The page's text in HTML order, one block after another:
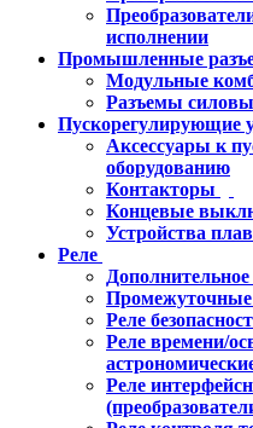
исполнении
Промышленные
Модульные
Разъемы
Пускорегулирующие
Аксессуары к
оборудованию
Контакторы
Концевые
Устройства
Реле
Промежуточные
Реле
Реле времени/
Реле